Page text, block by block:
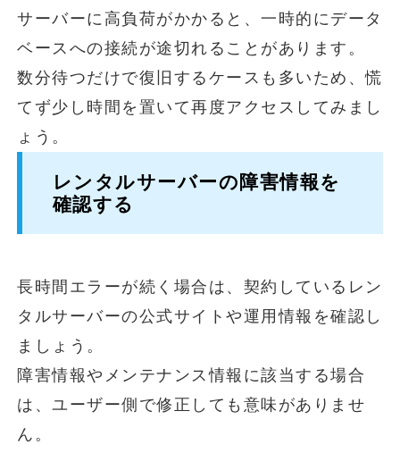
サーバーに高負荷がかかると、一時的にデータ
ベースへの接続が途切れることがあります。
数分待つだけで復旧するケースも多いため、慌
てず少し時間を置いて再度アクセスしてみまし
ょう。
レンタルサーバーの障害情報を
確認する
長時間エラーが続く場合は、契約しているレン
タルサーバーの公式サイトや運用情報を確認し
ましょう。
障害情報やメンテナンス情報に該当する場合
は、ユーザー側で修正しても意味がありませ
ん。